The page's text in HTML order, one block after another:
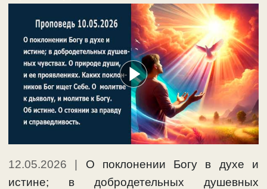
12.05.2026 | О поклонении Богу в духе и
истине; в добродетельных душевных